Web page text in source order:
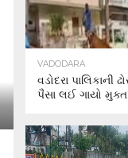
VADODARA
વડોદરા પાલિકાની
પૈસા લઈ ગાયો મુક્ત